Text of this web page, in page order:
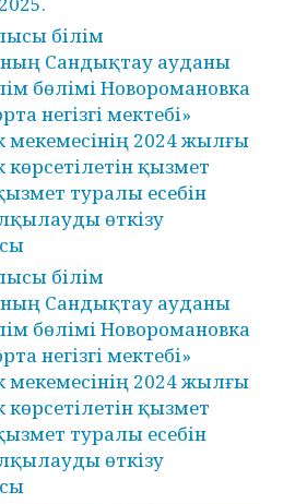
білім
Сандықтау ауданы
бөлімі Новоромановка
негізгі мектебі»
мекемесінің 2024 жылғы
көрсетілетін қызмет
туралы есебін
өткізу
білім
Сандықтау ауданы
бөлімі Новоромановка
негізгі мектебі»
мекемесінің 2024 жылғы
көрсетілетін қызмет
туралы есебін
өткізу